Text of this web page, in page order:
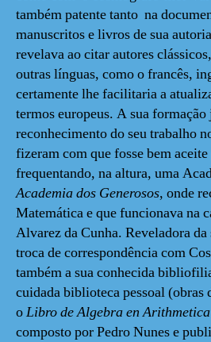
também patente tanto na
manuscritos e livros de sua
revelava ao citar autores
outras línguas, como o francês,
certamente lhe facilitaria a
termos europeus. A sua
reconhecimento do seu trabalho
fizeram com que fosse bem
frequentando, na altura, uma
Academia dos Generosos, onde
Matemática e que funcionava na
Alvarez da Cunha. Reveladora
troca de correspondência com
também a sua conhecida
cuidada biblioteca pessoal (obras
oLibro de Algebra en
composto por Pedro Nunes e